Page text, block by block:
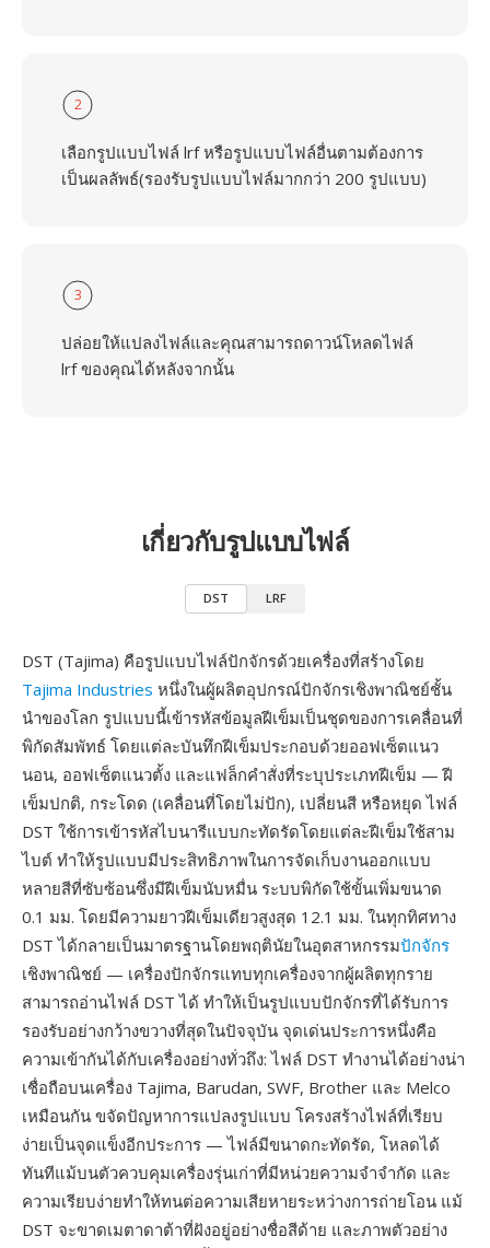
2
เลือกรูปแบบไฟล์ lrf หรือรูปแบบไฟล์อื่นตามต้องการ
เป็นผลลัพธ์(รองรับรูปแบบไฟล์มากกว่า 200 รูปแบบ)
3
ปล่อยให้แปลงไฟล์และคุณสามารถดาวน์โหลดไฟล์
lrf ของคุณได้หลังจากนั้น
เกี่ยวกับรูปแบบไฟล์
DST LRF
DST (Tajima) คือรูปแบบไฟล์ปักจักรด้วยเครื่องที่สร้างโดย
Tajima Industries หนึ่งในผู้ผลิตอุปกรณ์ปักจักรเชิงพาณิชย์ชั้น
นำของโลก รูปแบบนี้เข้ารหัสข้อมูลฝีเข็มเป็นชุดของการเคลื่อนที่
พิกัดสัมพัทธ์ โดยแต่ละบันทึกฝีเข็มประกอบด้วยออฟเซ็ตแนว
นอน, ออฟเซ็ตแนวตั้ง และแฟล็กคำสั่งที่ระบุประเภทฝีเข็ม — ฝี
เข็มปกติ, กระโดด (เคลื่อนที่โดยไม่ปัก), เปลี่ยนสี หรือหยุด ไฟล์
DST ใช้การเข้ารหัสไบนารีแบบกะทัดรัดโดยแต่ละฝีเข็มใช้สาม
ไบต์ ทำให้รูปแบบมีประสิทธิภาพในการจัดเก็บงานออกแบบ
หลายสีที่ซับซ้อนซึ่งมีฝีเข็มนับหมื่น ระบบพิกัดใช้ขั้นเพิ่มขนาด
0.1 มม. โดยมีความยาวฝีเข็มเดียวสูงสุด 12.1 มม. ในทุกทิศทาง
DST ได้กลายเป็นมาตรฐานโดยพฤตินัยในอุตสาหกรรมปักจักร
เชิงพาณิชย์ — เครื่องปักจักรแทบทุกเครื่องจากผู้ผลิตทุกราย
สามารถอ่านไฟล์ DST ได้ ทำให้เป็นรูปแบบปักจักรที่ได้รับการ
รองรับอย่างกว้างขวางที่สุดในปัจจุบัน จุดเด่นประการหนึ่งคือ
ความเข้ากันได้กับเครื่องอย่างทั่วถึง: ไฟล์ DST ทำงานได้อย่างน่า
เชื่อถือบนเครื่อง Tajima, Barudan, SWF, Brother และ Melco
เหมือนกัน ขจัดปัญหาการแปลงรูปแบบ โครงสร้างไฟล์ที่เรียบ
ง่ายเป็นจุดแข็งอีกประการ — ไฟล์มีขนาดกะทัดรัด, โหลดได้
ทันทีแม้บนตัวควบคุมเครื่องรุ่นเก่าที่มีหน่วยความจำจำกัด และ
ความเรียบง่ายทำให้ทนต่อความเสียหายระหว่างการถ่ายโอน แม้
DST จะขาดเมตาดาต้าที่ฝังอยู่อย่างชื่อสีด้าย และภาพตัวอย่าง